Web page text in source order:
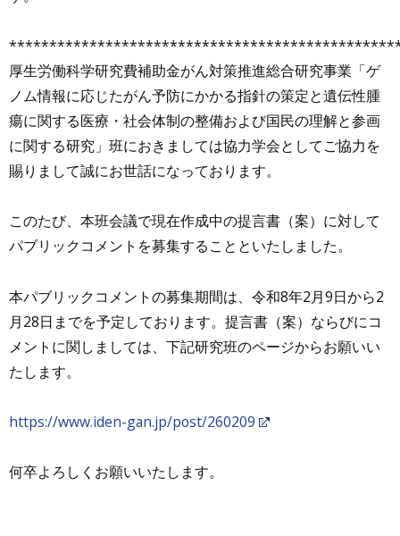
厚生労働科学研究費補助金がん対策推進総合研究事業「ゲ
ノム情報に応じたがん予防にかかる指針の策定と遺伝性腫
瘍に関する医療・社会体制の整備および国民の理解と参画
に関する研究」班におきましては協力学会としてご協力を
賜りまして誠にお世話になっております。
このたび、本班会議で現在作成中の提言書（案）に対して
パブリックコメントを募集することといたしました。
本パブリックコメントの募集期間は、令和8年2月9日から2
月28日までを予定しております。提言書（案）ならびにコ
メントに関しましては、下記研究班のページからお願いい
たします。
https://www.iden-gan.jp/post/260209
何卒よろしくお願いいたします。